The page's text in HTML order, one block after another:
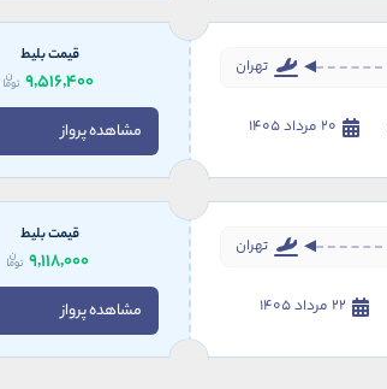
تهران
20 مرداد 1405
قیمت بلیط
9,516,400
مشاهده پرواز
تهران
22 مرداد 1405
قیمت بلیط
9,118,000
مشاهده پرواز